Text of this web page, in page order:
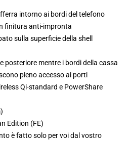
intorno ai bordi del telefono
finitura anti-impronta
sulla superficie della shell
posteriore mentre i bordi della cassa
pieno accesso ai porti
Qi-standard e PowerShare
Edition (FE)
è fatto solo per voi dal vostro